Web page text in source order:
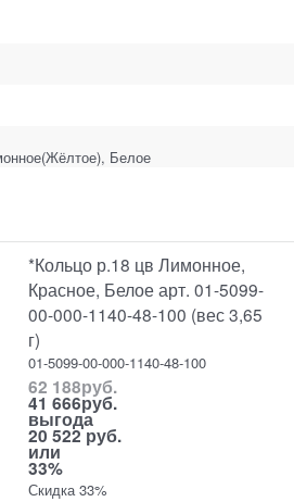
Белое
*Кольцо р.18 цв Лимонное,
Красное, Белое арт. 01-5099-
00-000-1140-48-100 (вес 3,65
г)
01-5099-00-000-1140-48-100
62 188руб.
41 666руб.
выгода
20 522 руб.
или
33%
Скидка 33%